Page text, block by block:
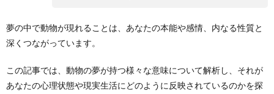
夢の中で動物が現れることは、あなたの本能や感情、内なる性質と
深くつながっています。
この記事では、動物の夢が持つ様々な意味について解析し、それが
あなたの心理状態や現実生活にどのように反映されているのかを探